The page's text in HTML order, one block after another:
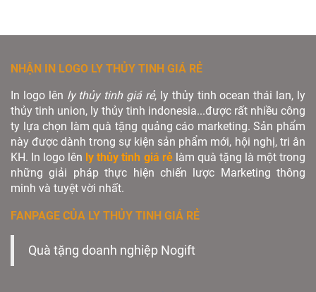
NHẬN IN LOGO LY THỦY TINH GIÁ RẺ
In logo lên ly thủy tinh giá rẻ, ly thủy tinh ocean thái lan, ly
thủy tinh union, ly thủy tinh indonesia...được rất nhiều công
ty lựa chọn làm quà tặng quảng cáo marketing. Sản phẩm
này được dành trong sự kiện sản phẩm mới, hội nghị, tri ân
KH. In logo lên ly thủy tinh giá rẻlàm quà tặng là một trong
những giải pháp thực hiện chiến lược Marketing thông
minh và tuyệt vời nhất.
FANPAGE CỦA LY THỦY TINH GIÁ RẺ
Quà tặng doanh nghiệp Nogift